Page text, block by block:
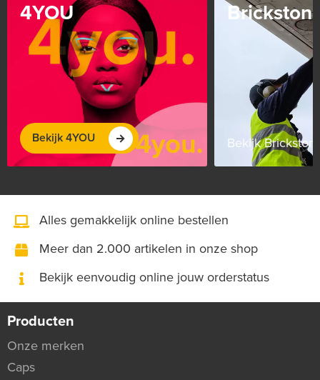
4YOU
Bekijk 4YOU Bekijk
Alles gemakkelijk online bestellen
Meer dan 2.000 artikelen in onze shop
Bekijk eenvoudig online jouw orderstatus
Producten
Onze merken
Caps